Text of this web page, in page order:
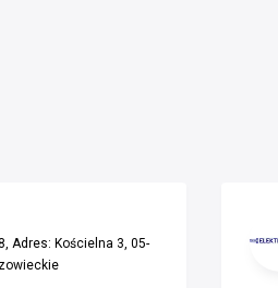
Adres: Kościelna 3, 05-